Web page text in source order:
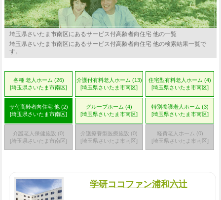
埼玉県さいたま市南区にあるサービス付高齢者向住宅 他の一覧
埼玉県さいたま市南区にあるサービス付高齢者向住宅 他の検索結果一覧で
す。
各種 老人ホーム (26)
[埼玉県さいたま市南区]
介護付有料老人ホーム (13)
[埼玉県さいたま市南区]
住宅型有料老人ホーム (4)
[埼玉県さいたま市南区]
サ付高齢者向住宅 他 (2)
[埼玉県さいたま市南区]
グループホーム (4)
[埼玉県さいたま市南区]
特別養護老人ホーム (3)
[埼玉県さいたま市南区]
介護老人保健施設 (0)
[埼玉県さいたま市南区]
介護療養型医療施設 (0)
[埼玉県さいたま市南区]
軽費老人ホーム (0)
[埼玉県さいたま市南区]
学研ココファン浦和六辻